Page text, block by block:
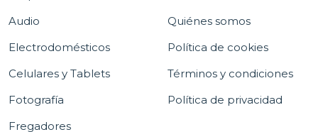
Audio
Electrodomésticos
Celulares y Tablets
Fotografía
Fregadores
Quiénes somos
Política de cookies
Términos y condiciones
Política de privacidad